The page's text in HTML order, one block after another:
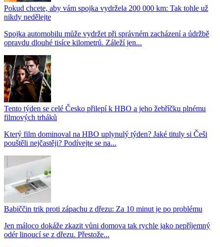
Pokud chcete, aby vám spojka vydržela 200 000 km: Tak tohle už
nikdy nedělejte
Spojka automobilu může vydržet při správném zacházení a údržbě
opravdu dlouhé tisíce kilometrů. Záleží jen...
Tento týden se celé Česko přilepí k HBO a jeho žebříčku plnému
filmových trháků
Který film dominoval na HBO uplynulý týden? Jaké tituly si Češi
pouštěli nejčastěji? Podívejte se na...
Babiččin trik proti zápachu z dřezu: Za 10 minut je po problému
Jen máloco dokáže zkazit vůni domova tak rychle jako nepříjemný
odér linoucí se z dřezu. Přestože...